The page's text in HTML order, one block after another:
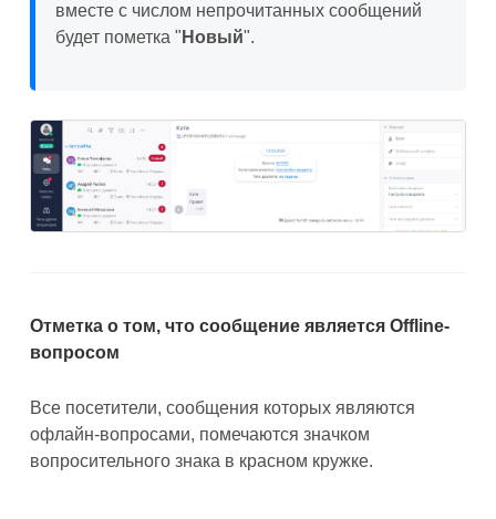
вместе с числом непрочитанных сообщений
будет пометка " Новый".
Отметка о том, что сообщение является Offline-
вопросом
Все посетители, сообщения которых являются
офлайн-вопросами, помечаются значком
вопросительного знака в красном кружке.